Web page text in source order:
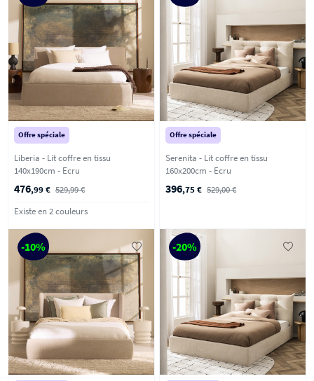
Offre spéciale
Liberia - Lit coffre en tissu
140x190cm - Ecru
476,99 € 529,99 €
Existe en 2 couleurs
Offre spéciale
Serenita - Lit coffre en tissu
160x200cm - Ecru
396,75 € 529,00 €
-10% -20%